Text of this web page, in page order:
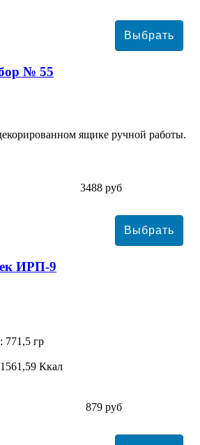
№ 55
ящике ручной работы.
3488 руб
ИРП-9
гр
Ккал
879 руб